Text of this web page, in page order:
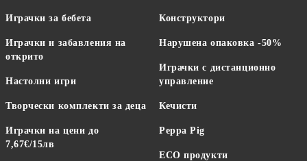
Играчки за бебета
Играчки и забавления на
открито
Настолни игри
Творчески комплекти за деца
Играчки на цени до
7,67€/15лв
Конструктори
Нарушена опаковка -50%
Играчки с дистанционно
управление
Кечисти
Peppa Pig
ECO продукти